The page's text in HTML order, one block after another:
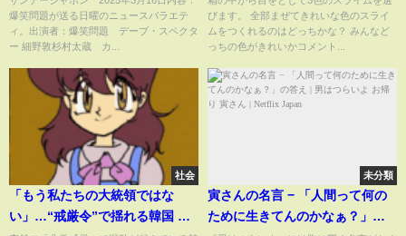
爆笑問題が送る日曜のニュースバラエテ
ィ。出演者：爆笑問題 デーブ・スペクタ
ー 細野敦杉村太蔵 カ...
びます。 全部まぜてきれいな色のスライ
ムをつくれるのはどっちかな？ みんなど
っちの色がきれいかコメント...
社会
「もう私たちの大統領ではな
い」…“戒厳令”で揺れる韓国 尹
未分類
寅さんの名言 − 「人間って何の
ために生きてんのかなぁ？」の